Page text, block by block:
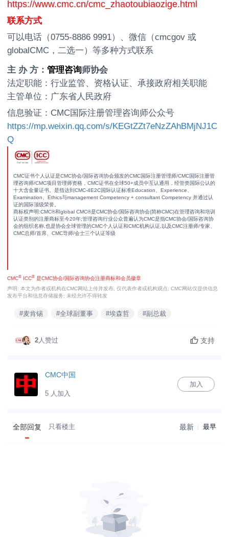
https://www.cmc.cn/cmc_zhaotoubiaozige.html
联系方式
可以电话（0755-8886 9991）、微信（cmcgov 或
globalCMC，二选一）等多种方式联系
主 办 方： 管理咨询师协会
法定职能：行业监管、资格认证、承接政府相关职能
主管单位：广东省人民政府
信息验证：CMC国际注册管理咨询师公众号
https://mp.weixin.qq.com/s/KEGtZZt7eNzZAhBMjNJ1C
Q
CMC证书个人认证是CMC协会/国际咨询协会颁发的CMC国际注册管理师/CMC国际注册管
理咨询师/CMC项目管理师资格，CMC证书在全球50+成员中互认通用，经管类国际公认的
十大含金量证书。是指达到CMC-4E2C国际认证标准Education、Experience、
Examination、Ethics与management Competency + consultant Competency 并通过认
证的国际顶级荣誉。
商标权声明:CMC®和global CMC®是CMC协会/国际咨询协会(简称CMC)在管理咨询和培训
认证类别的注册商标至今20年;管理咨询行业公众普遍认为CMC是指CMC协会/国际咨询协
会的组织名称,也是协会全球管理的CMC个人认证和CMC机构认证,以及CMC注册师/专家、
CMC总师/首席、CMC导师/会士三个认证等级
CMC® ICC® 是CMC协会/国际咨询协会注册商标和会员徽章
声明: 本文为作者或机构在CMC网站上传并发布, 仅代表作者或机构观点; CMC网站仅提供信息
发布平台和信息存储服务; 未经允许不得转发
#麦肯锡 #全球副董事 #埃森哲 #副总裁
2人赞过 支持
CMC中国
5 人加入
加入
全部回复 只看楼主 最新 最早